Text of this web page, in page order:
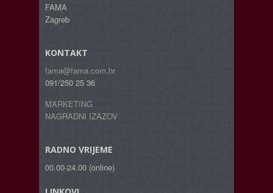
FAMA
Zagreb
KONTAKT
fama@fama.com.hr
091/250 25 36
MARKETING
NAGRADNI IZAZOV
RADNO VRIJEME
00.00-24.00 (online)